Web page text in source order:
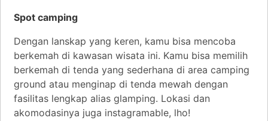
Spot camping
Dengan lanskap yang keren, kamu bisa mencoba
berkemah di kawasan wisata ini. Kamu bisa memilih
berkemah di tenda yang sederhana di area camping
ground atau menginap di tenda mewah dengan
fasilitas lengkap alias glamping. Lokasi dan
akomodasinya juga instagramable, lho!